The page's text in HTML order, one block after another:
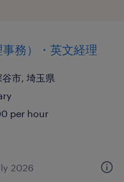
務）・英文経理
市, 埼玉県
per hour
2026